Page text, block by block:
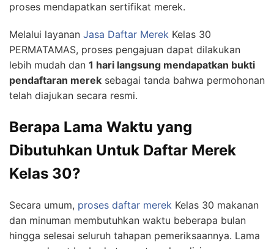
proses mendapatkan sertifikat merek.
Melalui layanan Jasa Daftar Merek Kelas 30
PERMATAMAS, proses pengajuan dapat dilakukan
lebih mudah dan 1 hari langsung mendapatkan bukti
pendaftaran merek sebagai tanda bahwa permohonan
telah diajukan secara resmi.
Berapa Lama Waktu yang
Dibutuhkan Untuk Daftar Merek
Kelas 30?
Secara umum, proses daftar merek Kelas 30 makanan
dan minuman membutuhkan waktu beberapa bulan
hingga selesai seluruh tahapan pemeriksaannya. Lama